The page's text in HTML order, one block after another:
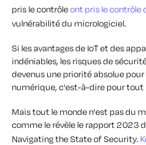
pris le contrôleont pris le contrôle
vulnérabilité du micrologiciel.
Si les avantages de IoT et des
indéniables, les risques de
devenus une priorité absolue
numérique, c'est-à-dire pour tout
Mais tout le monde n'est pas du
comme le révèle le rapport 2023
Navigating the State of Security.